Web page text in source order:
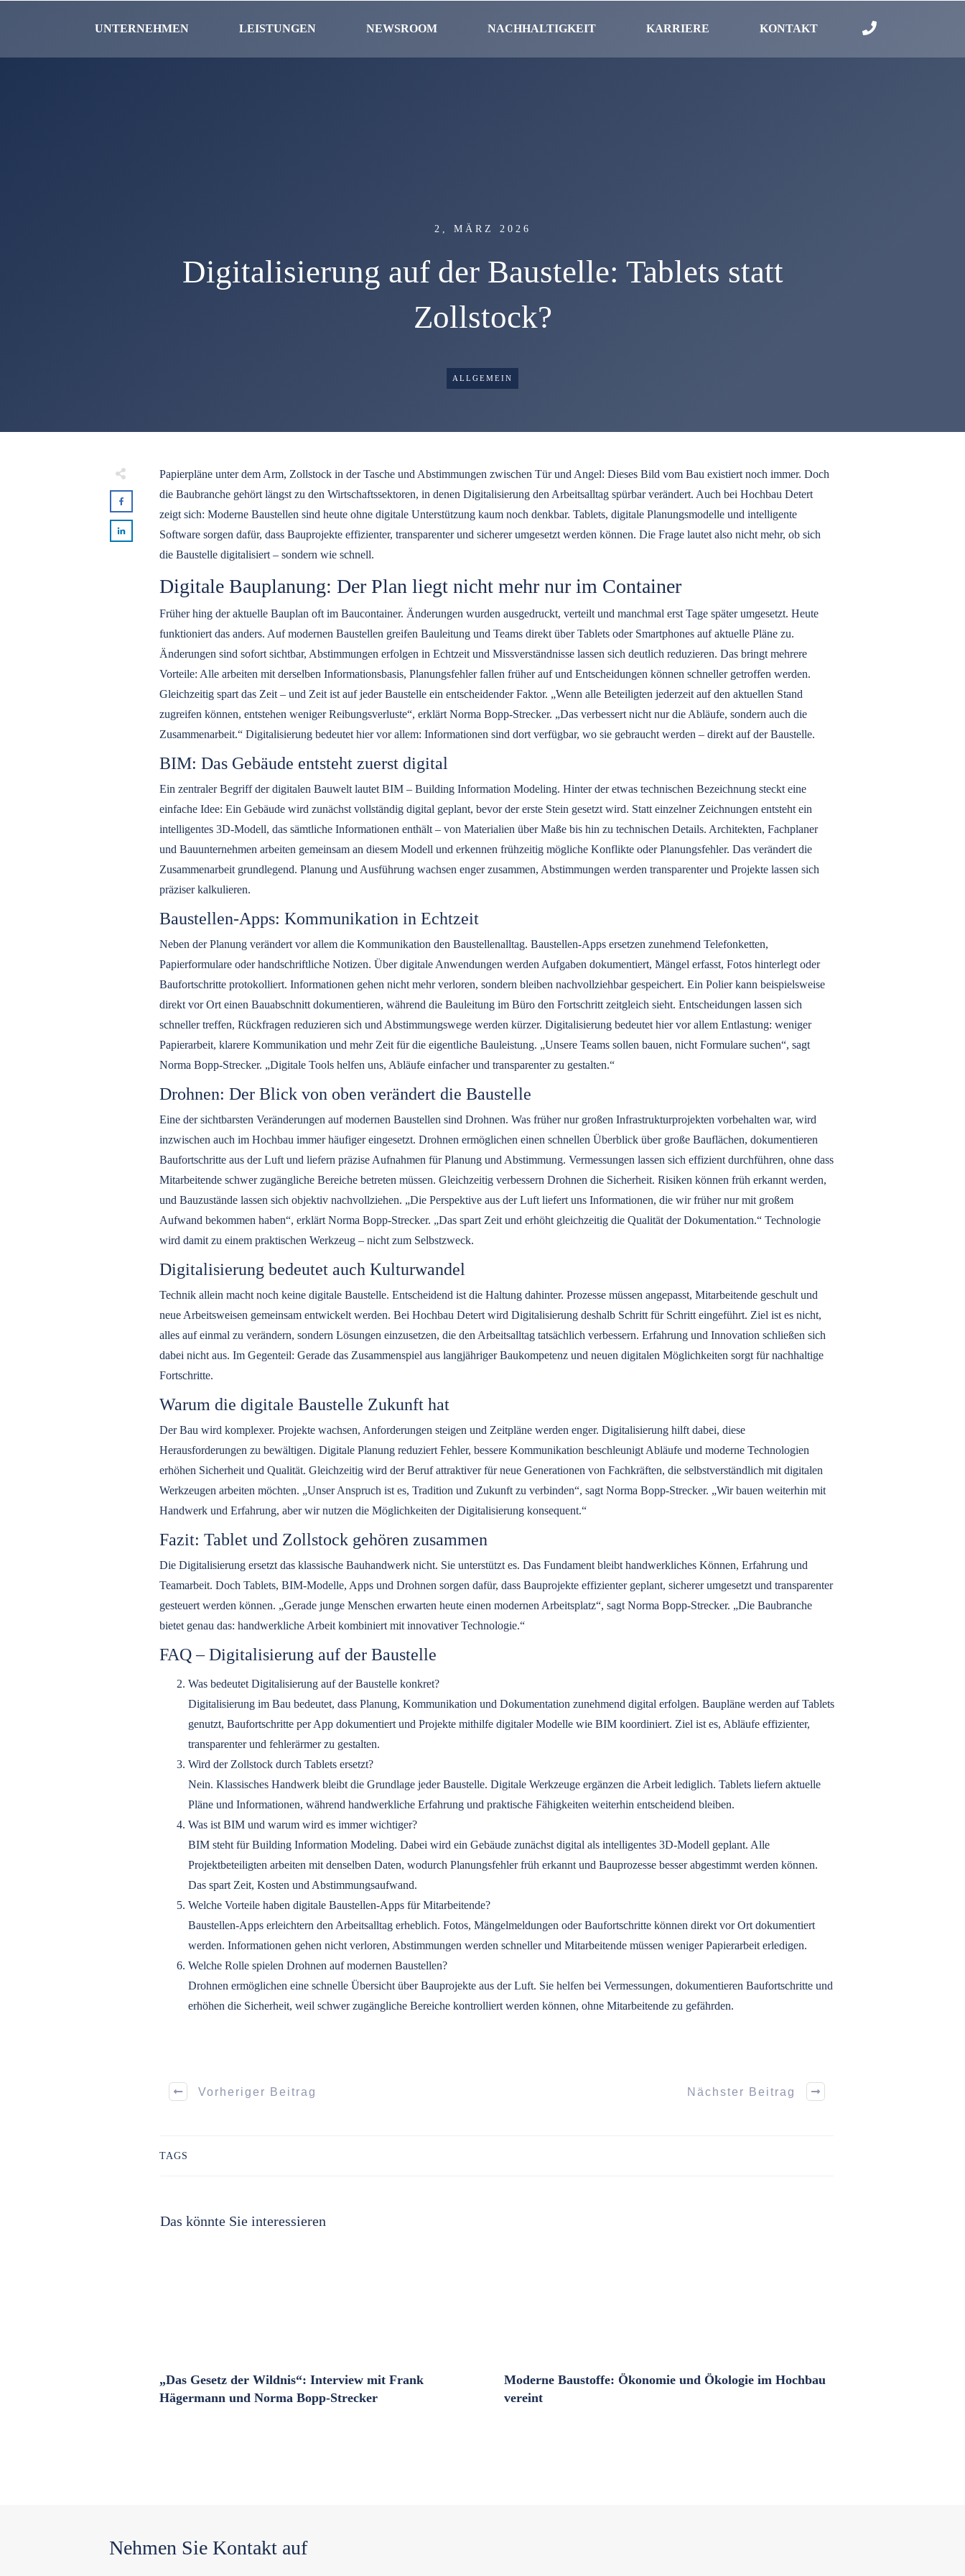
UNTERNEHMEN LEISTUNGEN NEWSROOM NACHHALTIGKEIT KARRIERE KONTAKT
2, MÄRZ 2026
Digitalisierung auf der Baustelle: Tablets statt
Zollstock?
ALLGEMEIN
Papierpläne unter dem Arm, Zollstock in der Tasche und Abstimmungen zwischen Tür und Angel: Dieses Bild vom Bau existiert noch immer. Doch
die Baubranche gehört längst zu den Wirtschaftssektoren, in denen Digitalisierung den Arbeitsalltag spürbar verändert. Auch bei Hochbau Detert
zeigt sich: Moderne Baustellen sind heute ohne digitale Unterstützung kaum noch denkbar. Tablets, digitale Planungsmodelle und intelligente
Software sorgen dafür, dass Bauprojekte effizienter, transparenter und sicherer umgesetzt werden können. Die Frage lautet also nicht mehr, ob sich
die Baustelle digitalisiert – sondern wie schnell.
Digitale Bauplanung: Der Plan liegt nicht mehr nur im Container
Früher hing der aktuelle Bauplan oft im Baucontainer. Änderungen wurden ausgedruckt, verteilt und manchmal erst Tage später umgesetzt. Heute
funktioniert das anders. Auf modernen Baustellen greifen Bauleitung und Teams direkt über Tablets oder Smartphones auf aktuelle Pläne zu.
Änderungen sind sofort sichtbar, Abstimmungen erfolgen in Echtzeit und Missverständnisse lassen sich deutlich reduzieren. Das bringt mehrere
Vorteile: Alle arbeiten mit derselben Informationsbasis, Planungsfehler fallen früher auf und Entscheidungen können schneller getroffen werden.
Gleichzeitig spart das Zeit – und Zeit ist auf jeder Baustelle ein entscheidender Faktor. „Wenn alle Beteiligten jederzeit auf den aktuellen Stand
zugreifen können, entstehen weniger Reibungsverluste“, erklärt Norma Bopp-Strecker. „Das verbessert nicht nur die Abläufe, sondern auch die
Zusammenarbeit.“ Digitalisierung bedeutet hier vor allem: Informationen sind dort verfügbar, wo sie gebraucht werden – direkt auf der Baustelle.
BIM: Das Gebäude entsteht zuerst digital
Ein zentraler Begriff der digitalen Bauwelt lautet BIM – Building Information Modeling. Hinter der etwas technischen Bezeichnung steckt eine
einfache Idee: Ein Gebäude wird zunächst vollständig digital geplant, bevor der erste Stein gesetzt wird. Statt einzelner Zeichnungen entsteht ein
intelligentes 3D-Modell, das sämtliche Informationen enthält – von Materialien über Maße bis hin zu technischen Details. Architekten, Fachplaner
und Bauunternehmen arbeiten gemeinsam an diesem Modell und erkennen frühzeitig mögliche Konflikte oder Planungsfehler. Das verändert die
Zusammenarbeit grundlegend. Planung und Ausführung wachsen enger zusammen, Abstimmungen werden transparenter und Projekte lassen sich
präziser kalkulieren.
Baustellen-Apps: Kommunikation in Echtzeit
Neben der Planung verändert vor allem die Kommunikation den Baustellenalltag. Baustellen-Apps ersetzen zunehmend Telefonketten,
Papierformulare oder handschriftliche Notizen. Über digitale Anwendungen werden Aufgaben dokumentiert, Mängel erfasst, Fotos hinterlegt oder
Baufortschritte protokolliert. Informationen gehen nicht mehr verloren, sondern bleiben nachvollziehbar gespeichert. Ein Polier kann beispielsweise
direkt vor Ort einen Bauabschnitt dokumentieren, während die Bauleitung im Büro den Fortschritt zeitgleich sieht. Entscheidungen lassen sich
schneller treffen, Rückfragen reduzieren sich und Abstimmungswege werden kürzer. Digitalisierung bedeutet hier vor allem Entlastung: weniger
Papierarbeit, klarere Kommunikation und mehr Zeit für die eigentliche Bauleistung. „Unsere Teams sollen bauen, nicht Formulare suchen“, sagt
Norma Bopp-Strecker. „Digitale Tools helfen uns, Abläufe einfacher und transparenter zu gestalten.“
Drohnen: Der Blick von oben verändert die Baustelle
Eine der sichtbarsten Veränderungen auf modernen Baustellen sind Drohnen. Was früher nur großen Infrastrukturprojekten vorbehalten war, wird
inzwischen auch im Hochbau immer häufiger eingesetzt. Drohnen ermöglichen einen schnellen Überblick über große Bauflächen, dokumentieren
Baufortschritte aus der Luft und liefern präzise Aufnahmen für Planung und Abstimmung. Vermessungen lassen sich effizient durchführen, ohne dass
Mitarbeitende schwer zugängliche Bereiche betreten müssen. Gleichzeitig verbessern Drohnen die Sicherheit. Risiken können früh erkannt werden,
und Bauzustände lassen sich objektiv nachvollziehen. „Die Perspektive aus der Luft liefert uns Informationen, die wir früher nur mit großem
Aufwand bekommen haben“, erklärt Norma Bopp-Strecker. „Das spart Zeit und erhöht gleichzeitig die Qualität der Dokumentation.“ Technologie
wird damit zu einem praktischen Werkzeug – nicht zum Selbstzweck.
Digitalisierung bedeutet auch Kulturwandel
Technik allein macht noch keine digitale Baustelle. Entscheidend ist die Haltung dahinter. Prozesse müssen angepasst, Mitarbeitende geschult und
neue Arbeitsweisen gemeinsam entwickelt werden. Bei Hochbau Detert wird Digitalisierung deshalb Schritt für Schritt eingeführt. Ziel ist es nicht,
alles auf einmal zu verändern, sondern Lösungen einzusetzen, die den Arbeitsalltag tatsächlich verbessern. Erfahrung und Innovation schließen sich
dabei nicht aus. Im Gegenteil: Gerade das Zusammenspiel aus langjähriger Baukompetenz und neuen digitalen Möglichkeiten sorgt für nachhaltige
Fortschritte.
Warum die digitale Baustelle Zukunft hat
Der Bau wird komplexer. Projekte wachsen, Anforderungen steigen und Zeitpläne werden enger. Digitalisierung hilft dabei, diese
Herausforderungen zu bewältigen. Digitale Planung reduziert Fehler, bessere Kommunikation beschleunigt Abläufe und moderne Technologien
erhöhen Sicherheit und Qualität. Gleichzeitig wird der Beruf attraktiver für neue Generationen von Fachkräften, die selbstverständlich mit digitalen
Werkzeugen arbeiten möchten. „Unser Anspruch ist es, Tradition und Zukunft zu verbinden“, sagt Norma Bopp-Strecker. „Wir bauen weiterhin mit
Handwerk und Erfahrung, aber wir nutzen die Möglichkeiten der Digitalisierung konsequent.“
Fazit: Tablet und Zollstock gehören zusammen
Die Digitalisierung ersetzt das klassische Bauhandwerk nicht. Sie unterstützt es. Das Fundament bleibt handwerkliches Können, Erfahrung und
Teamarbeit. Doch Tablets, BIM-Modelle, Apps und Drohnen sorgen dafür, dass Bauprojekte effizienter geplant, sicherer umgesetzt und transparenter
gesteuert werden können. „Gerade junge Menschen erwarten heute einen modernen Arbeitsplatz“, sagt Norma Bopp-Strecker. „Die Baubranche
bietet genau das: handwerkliche Arbeit kombiniert mit innovativer Technologie.“
FAQ – Digitalisierung auf der Baustelle
Was bedeutet Digitalisierung auf der Baustelle konkret?
Digitalisierung im Bau bedeutet, dass Planung, Kommunikation und Dokumentation zunehmend digital erfolgen. Baupläne werden auf Tablets
genutzt, Baufortschritte per App dokumentiert und Projekte mithilfe digitaler Modelle wie BIM koordiniert. Ziel ist es, Abläufe effizienter,
transparenter und fehlerärmer zu gestalten.
Wird der Zollstock durch Tablets ersetzt?
Nein. Klassisches Handwerk bleibt die Grundlage jeder Baustelle. Digitale Werkzeuge ergänzen die Arbeit lediglich. Tablets liefern aktuelle
Pläne und Informationen, während handwerkliche Erfahrung und praktische Fähigkeiten weiterhin entscheidend bleiben.
Was ist BIM und warum wird es immer wichtiger?
BIM steht für Building Information Modeling. Dabei wird ein Gebäude zunächst digital als intelligentes 3D-Modell geplant. Alle
Projektbeteiligten arbeiten mit denselben Daten, wodurch Planungsfehler früh erkannt und Bauprozesse besser abgestimmt werden können.
Das spart Zeit, Kosten und Abstimmungsaufwand.
Welche Vorteile haben digitale Baustellen-Apps für Mitarbeitende?
Baustellen-Apps erleichtern den Arbeitsalltag erheblich. Fotos, Mängelmeldungen oder Baufortschritte können direkt vor Ort dokumentiert
werden. Informationen gehen nicht verloren, Abstimmungen werden schneller und Mitarbeitende müssen weniger Papierarbeit erledigen.
Welche Rolle spielen Drohnen auf modernen Baustellen?
Drohnen ermöglichen eine schnelle Übersicht über Bauprojekte aus der Luft. Sie helfen bei Vermessungen, dokumentieren Baufortschritte und
erhöhen die Sicherheit, weil schwer zugängliche Bereiche kontrolliert werden können, ohne Mitarbeitende zu gefährden.
Vorheriger Beitrag Nächster Beitrag
TAGS
Das könnte Sie interessieren
„Das Gesetz der Wildnis“: Interview mit Frank
Hägermann und Norma Bopp-Strecker
Moderne Baustoffe: Ökonomie und Ökologie im Hochbau
vereint
Nehmen Sie Kontakt auf